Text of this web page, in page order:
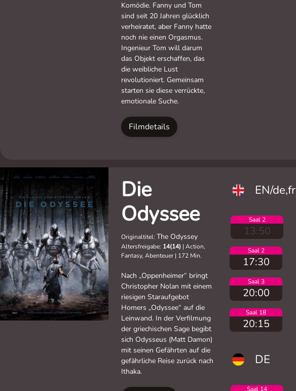
Komödie. Fanny und Tom
sind seit 20 Jahren glücklich
verheiratet, aber Fanny hatte
noch nie einen Orgasmus.
Ingenieur Tom will darum
das Objekt erschaffen, das
die weibliche Lust
revolutioniert. Gemeinsam
starten sie diese verrückte,
emotionale Suche.
Filmdetails
Die
Odyssee
Originaltitel: The Odyssey
Altersfreigabe: 14(14) | Action,
Fantasy, Abenteuer | 172 Min.
Nach „Oppenheimer“ bringt
Christopher Nolan mit einem
riesigen Staraufgebot
Homers „Odyssee“ auf die
Leinwand. In der Verfilmung
der griechischen Sage begibt
sich Odysseus (Matt Damon)
mit seinen Gefährten auf die
gefährliche Reise zurück nach
Ithaka.
EN/de,fr
Saal 2
13:50
Saal 2
17:30
Saal 3
20:00
Saal 18
20:15
DE
Saal 14